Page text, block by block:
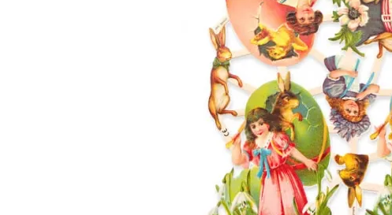
ホーム
>
ホーム
>